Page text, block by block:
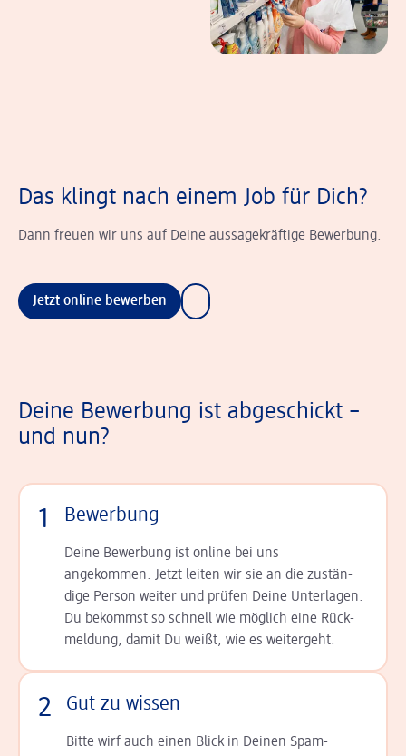
Das klingt nach einem Job für Dich?
Dann freuen wir uns auf Deine aussagekräftige Bewerbung.
Jetzt online bewerben
Deine Bewerbung ist abgeschickt –
und nun?
1 Bewerbung
Deine Bewerbung ist online bei uns
angekommen. Jetzt leiten wir sie an die zu­stän­
dige Person weiter und prüfen Deine Unterlagen.
Du bekommst so schnell wie möglich eine Rück­
meldung, damit Du weißt, wie es weitergeht.
2 Gut zu wissen
Bitte wirf auch einen Blick in Deinen Spam-